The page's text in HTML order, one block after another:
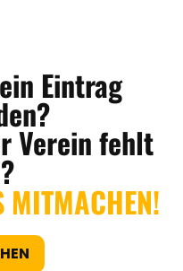
Eintrag
Verein fehlt
MITMACHEN!